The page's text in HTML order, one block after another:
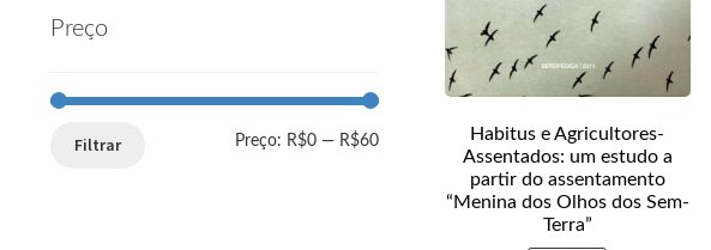
Habitus e Agricultores-
Assentados: um estudo a
partir do assentamento
“Menina dos Olhos dos Sem-
Terra”
Preço
Filtrar Preço: R$0— R$60